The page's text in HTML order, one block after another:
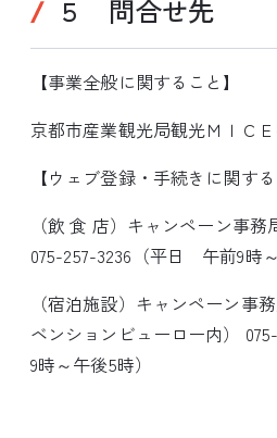
５ 問合せ先
【事業全般に関すること】
京都市産業観光局観光ＭＩＣ
【ウェブ登録・手続きに関する
（飲 食 店）キャンペーン事務
075-257-3236（平日 午前9時～
（宿泊施設）キャンペーン事
ベンションビューロー内）
9時～午後5時）